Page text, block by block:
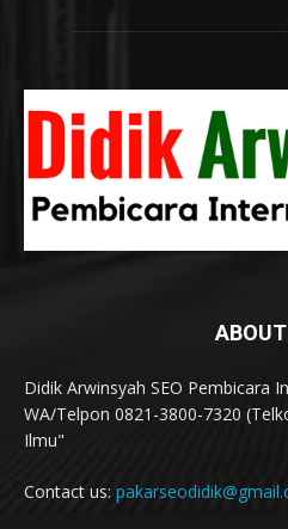
Didik Arwinsyah SEO Pembicara
WA/Telpon 0821-3800-7320
Ilmu"
Contact us: